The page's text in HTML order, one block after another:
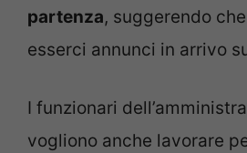
partenza, suggerendo
esserci annunci in arrivo
I funzionari
vogliono anche lavorare